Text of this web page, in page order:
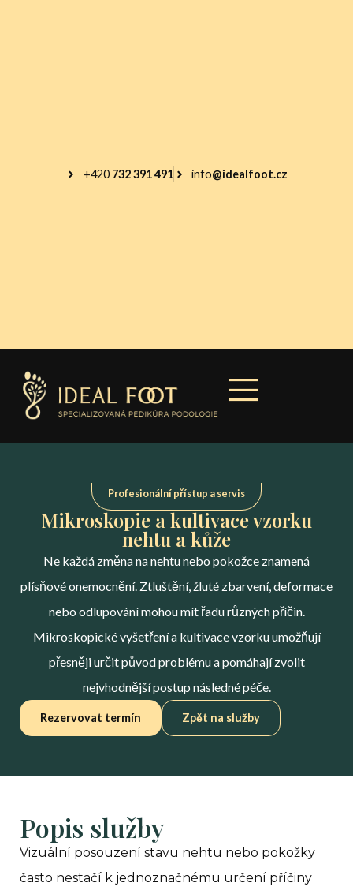
+420 732 391 491 info@idealfoot.cz
Profesionální přístup a servis
Mikroskopie a kultivace vzorku
nehtu a kůže
Ne každá změna na nehtu nebo pokožce znamená
plísňové onemocnění. Ztluštění, žluté zbarvení, deformace
nebo odlupování mohou mít řadu různých příčin.
Mikroskopické vyšetření a kultivace vzorku umožňují
přesněji určit původ problému a pomáhají zvolit
nejvhodnější postup následné péče.
Rezervovat termín Zpět na služby
Popis služby
Vizuální posouzení stavu nehtu nebo pokožky
často nestačí k jednoznačnému určení příčiny